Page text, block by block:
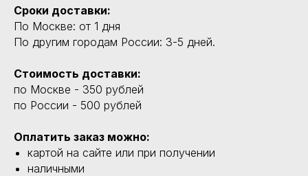
Сроки доставки:
По Москве: от 1 дня
По другим городам России: 3-5 дней.
Стоимость доставки:
по Москве - 350 рублей
по России - 500 рублей
Оплатить заказ можно:
картой на сайте или при получении
наличными